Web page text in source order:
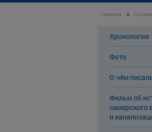
Главная О
Хронология
Фото
О чём
Фильм об
самарского
и